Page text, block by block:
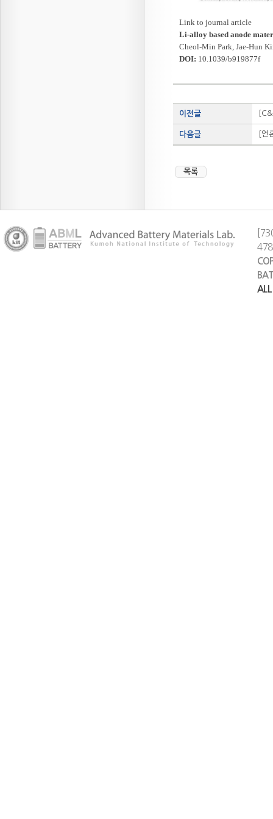
Link to journal article
Li-alloy based anode
Cheol-Min Park, Jae-Hun
DOI: 10.1039/b919877f
이전글
다음글 [언
목록
ALL